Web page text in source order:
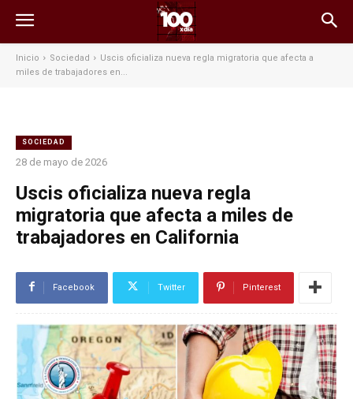
Inicio Sociedad
Uscis oficializa nueva regla migratoria que afecta a
miles de trabajadores en...
SOCIEDAD
28 de mayo de 2026
Uscis oficializa nueva regla
migratoria que afecta a miles de
trabajadores en California
Facebook Twitter Pinterest